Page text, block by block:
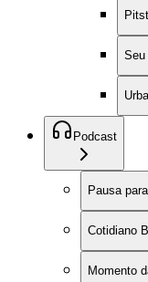
Seu
Podcast
Pausa
Cotidiano
Momento